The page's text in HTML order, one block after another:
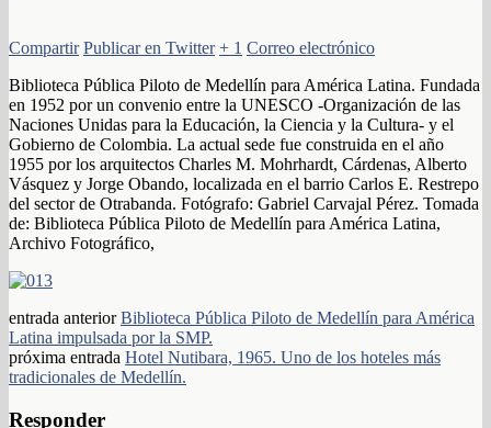
Compartir Publicar en Twitter + 1 Correo electrónico
Biblioteca Pública Piloto de Medellín para América Latina. Fundada
en 1952 por un convenio entre la UNESCO -Organización de las
Naciones Unidas para la Educación, la Ciencia y la Cultura- y el
Gobierno de Colombia. La actual sede fue construida en el año
1955 por los arquitectos Charles M. Mohrhardt, Cárdenas, Alberto
Vásquez y Jorge Obando, localizada en el barrio Carlos E. Restrepo
del sector de Otrabanda. Fotógrafo: Gabriel Carvajal Pérez. Tomada
de: Biblioteca Pública Piloto de Medellín para América Latina,
Archivo Fotográfico,
entrada anteriorBiblioteca Pública Piloto de Medellín para América
Latina impulsada por la SMP.
próxima entrada Hotel Nutibara, 1965. Uno de los hoteles más
tradicionales de Medellín.
Responder